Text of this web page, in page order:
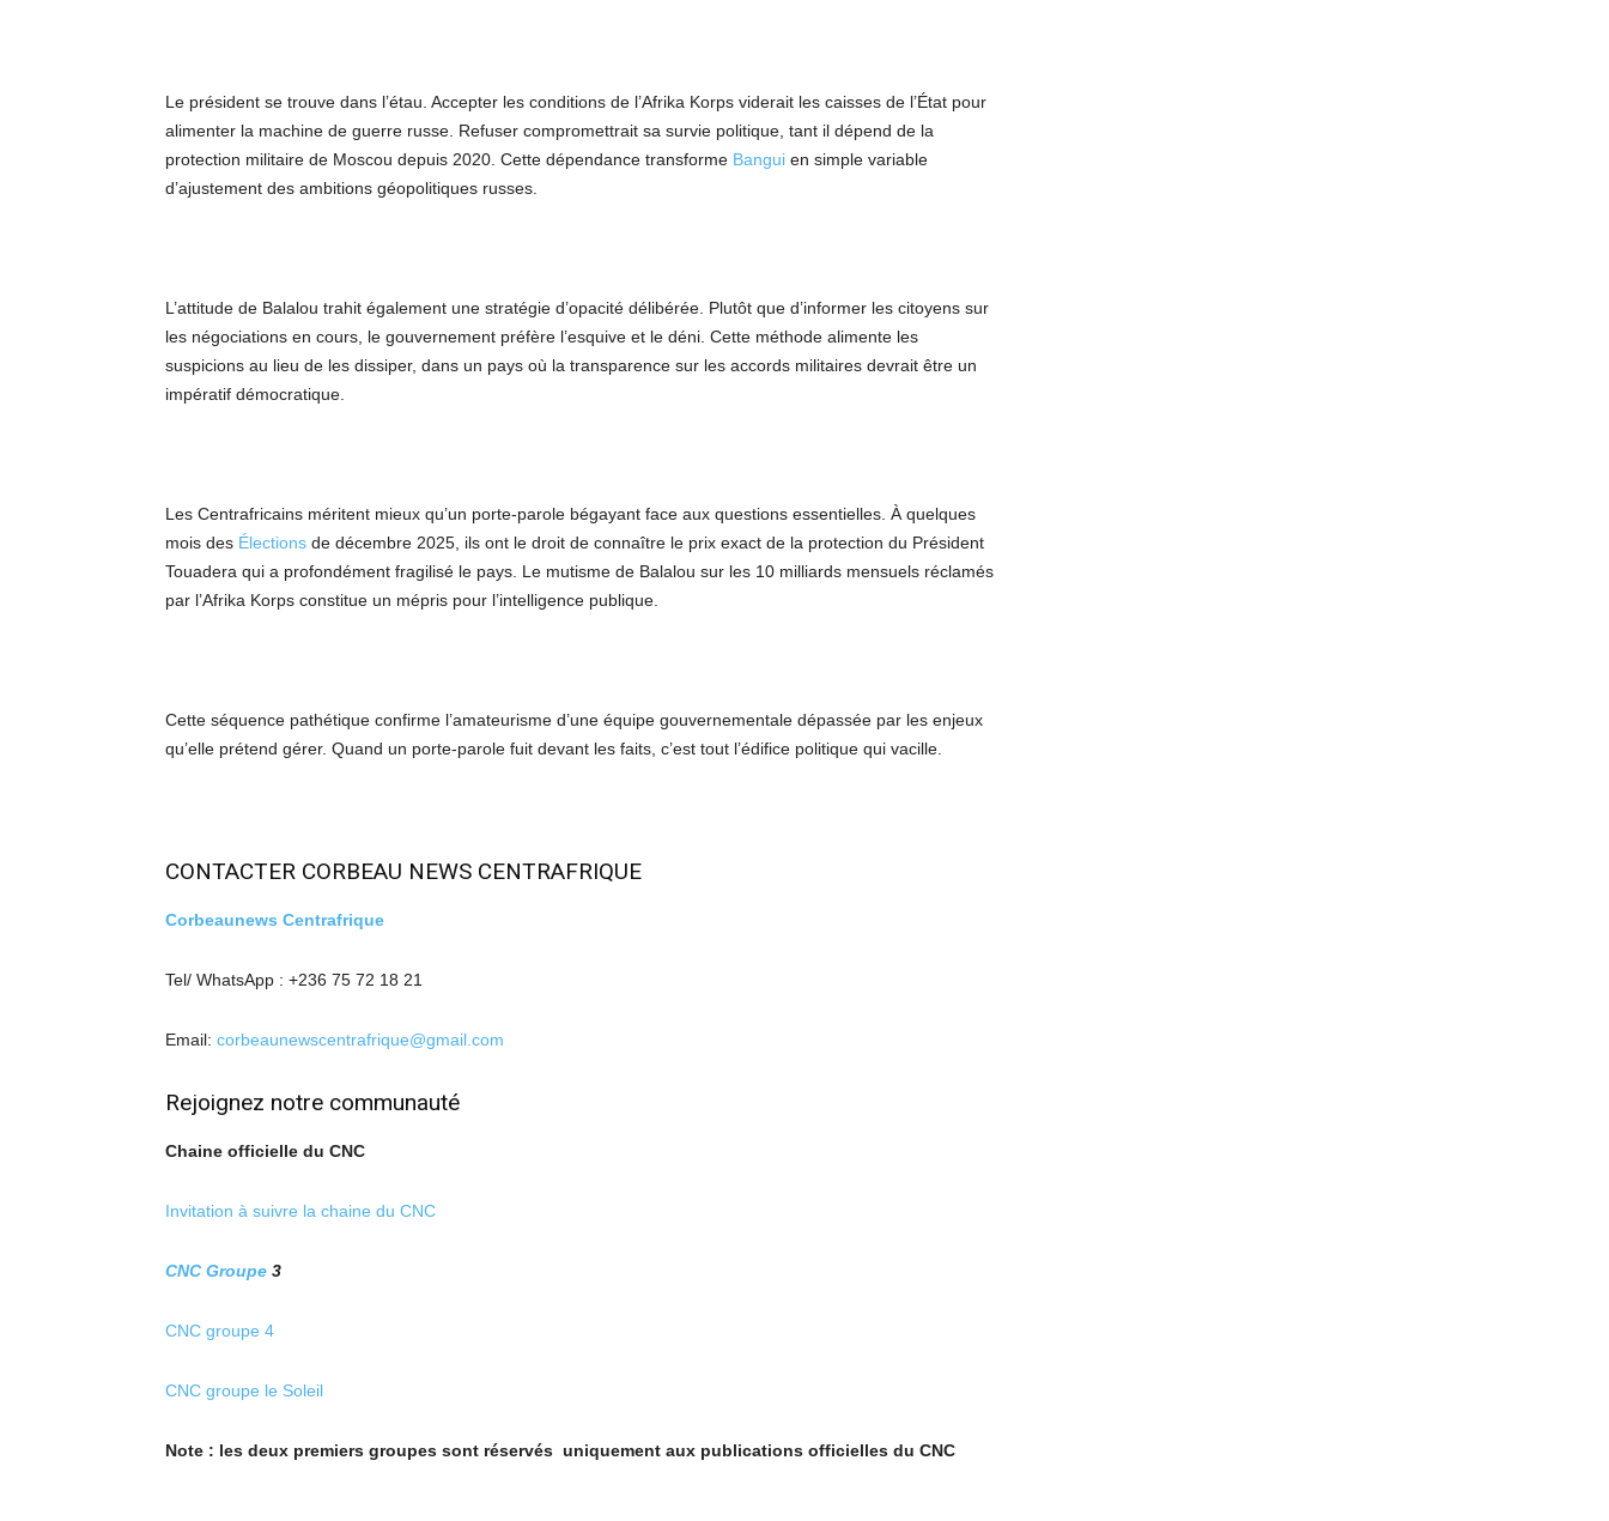
Le président se trouve dans l’étau. Accepter les conditions de l’Afrika Korps viderait les caisses de l’État pour
alimenter la machine de guerre russe. Refuser compromettrait sa survie politique, tant il dépend de la
protection militaire de Moscou depuis 2020. Cette dépendance transforme Bangui en simple variable
d’ajustement des ambitions géopolitiques russes.
L’attitude de Balalou trahit également une stratégie d’opacité délibérée. Plutôt que d’informer les citoyens sur
les négociations en cours, le gouvernement préfère l’esquive et le déni. Cette méthode alimente les
suspicions au lieu de les dissiper, dans un pays où la transparence sur les accords militaires devrait être un
impératif démocratique.
Les Centrafricains méritent mieux qu’un porte-parole bégayant face aux questions essentielles. À quelques
mois des Élections de décembre 2025, ils ont le droit de connaître le prix exact de la protection du Président
Touadera qui a profondément fragilisé le pays. Le mutisme de Balalou sur les 10 milliards mensuels réclamés
par l’Afrika Korps constitue un mépris pour l’intelligence publique.
Cette séquence pathétique confirme l’amateurisme d’une équipe gouvernementale dépassée par les enjeux
qu’elle prétend gérer. Quand un porte-parole fuit devant les faits, c’est tout l’édifice politique qui vacille.
CONTACTER CORBEAU NEWS CENTRAFRIQUE
Corbeaunews Centrafrique
Tel/ WhatsApp : +236 75 72 18 21
Email: corbeaunewscentrafrique@gmail.com
Rejoignez notre communauté
Chaine officielle du CNC
Invitation à suivre la chaine du CNC
CNC Groupe 3
CNC groupe 4
CNC groupe le Soleil
Note : les deux premiers groupes sont réservés uniquement aux publications officielles du CNC